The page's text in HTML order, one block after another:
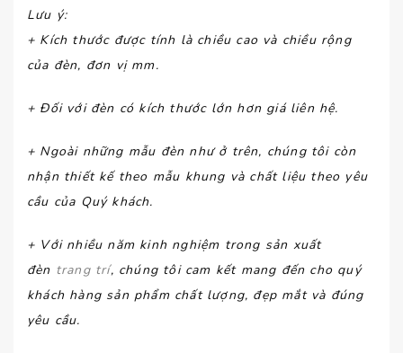
Lưu ý:
+ Kích thước được tính là chiều cao và chiều rộng
của đèn, đơn vị mm.
+ Đối với đèn có kích thước lớn hơn giá liên hệ.
+ Ngoài những mẫu đèn như ở trên, chúng tôi còn
nhận thiết kế theo mẫu khung và chất liệu theo yêu
cầu của Quý khách.
+ Với nhiều năm kinh nghiệm trong sản xuất
đèn trang trí, chúng tôi cam kết mang đến cho quý
khách hàng sản phẩm chất lượng, đẹp mắt và đúng
yêu cầu.